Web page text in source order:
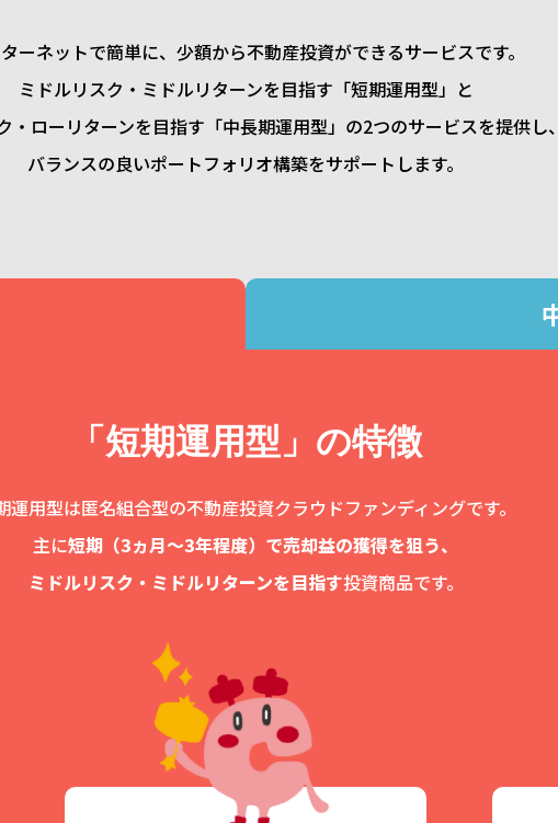
ーネットで簡単に、少額から不動産投資ができるサービスです。
ミドルリスク・ミドルリターンを目指す「短期運用型」と
・ローリターンを目指す「中長期運用型」の2つのサービスを提供し、
バランスの良いポートフォリオ構築をサポートします。
「短期運用型」の特徴
運用型は匿名組合型の不動産投資クラウドファンディングです。
主に短期（3ヵ月〜3年程度）で売却益の獲得を狙う、
ミドルリスク・ミドルリターンを目指す投資商品です。